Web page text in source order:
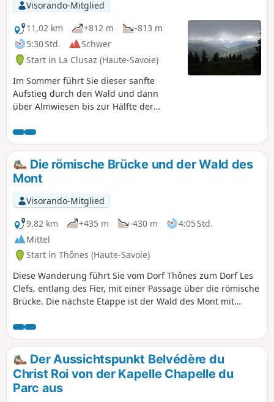
Visorando-Mitglied
11,02 km
+812 m
-813 m
5:30 Std.
Schwer
Start in La Clusaz (Haute-Savoie)
Im Sommer führt Sie dieser sanfte
Aufstieg durch den Wald und dann
über Almwiesen bis zur Hälfte der
Stausee herum. (mittlerer
Schwierigkeitsgrad) Anschließend
steigen Sie über einen sehr steilen
Waldweg (Schwierigkeitsgrad: schwer)
zum Aussichtspunkt auf 1980 m Höhe
hinauf, von wo aus Sie einen
unvergleichlichen Blick auf La Clusaz,
den Col des Aravis, das Mont-Blanc-
Massiv und die Gipfel des Jura genießen
können. Der zweite Teil des Abstiegs
nach dem Stausee ist leicht und
lehrreich (Pflanzen und Lebensräume).
Die römische Brücke und der Wald des
Mont
Visorando-Mitglied
9,82 km
+435 m -430 m
4:05 Std.
Mittel
Start in Thônes (Haute-Savoie)
Diese Wanderung führt Sie vom Dorf Thônes zum Dorf Les
Clefs, entlang des Fier, mit einer Passage über die römische
Brücke. Die nächste Etappe ist der Wald des Mont mit
einem Besuch im Internet können Sie mehr über die
Geschichte dieses Königs ergehen (die Baumkaulquappen
von Thônes). Auf dem Rückweg nach Thônes können Sie
durch dieses Dorf am Tor zu den Aravis schlendern.
Der Aussichtspunkt Belvédère du
Christ Roi von der Kapelle Chapelle du
Parc aus